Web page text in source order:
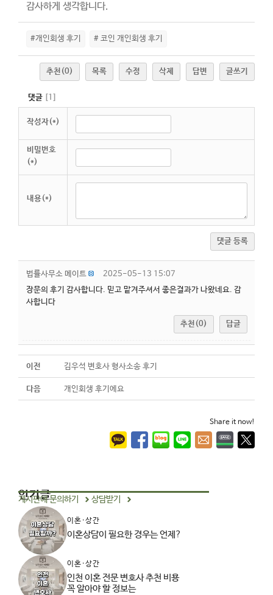
감사하게 생각합니다.
#개인회생 후기 # 코인 개인회생 후기
추천 (0) 목록 수정 삭제 답변 글쓰기
댓글 [1 ]
작성자(*)
비밀번호
(*)
내용(*)
댓글 등록
법률사무소 메이트
2025-05-13 15:07
장문의 후기 감사합니다. 믿고 맡겨주셔서 좋은결과가 나왔네요. 감
사합니다
추천(0) 답글
이전 김우석 변호사 형사소송 후기
다음 개인회생 후기에요
Share it now!
인기글
게시판에 문의하기 상담받기
이혼·상간
이혼상담이 필요한 경우는 언제?
이혼·상간
인천 이혼 전문 변호사 추천 비용
꼭 알아야 할 정보는